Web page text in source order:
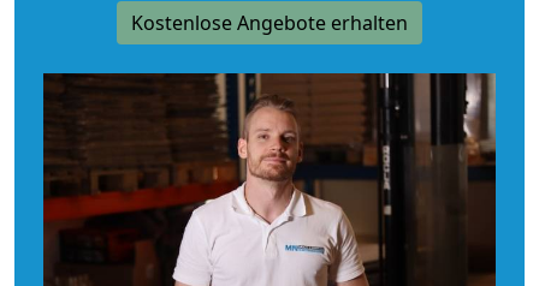
Kostenlose Angebote erhalten